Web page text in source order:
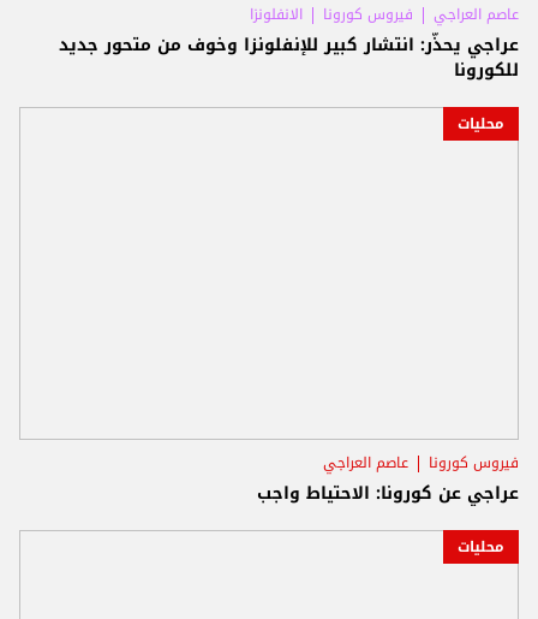
عاصم العراجي فيروس كورونا الانفلونزا
عراجي يحذّر: انتشار كبير للإنفلونزا وخوف من متحور جديد
للكورونا
محليات
فيروس كورونا عاصم العراجي
عراجي عن كورونا: الاحتياط واجب
محليات